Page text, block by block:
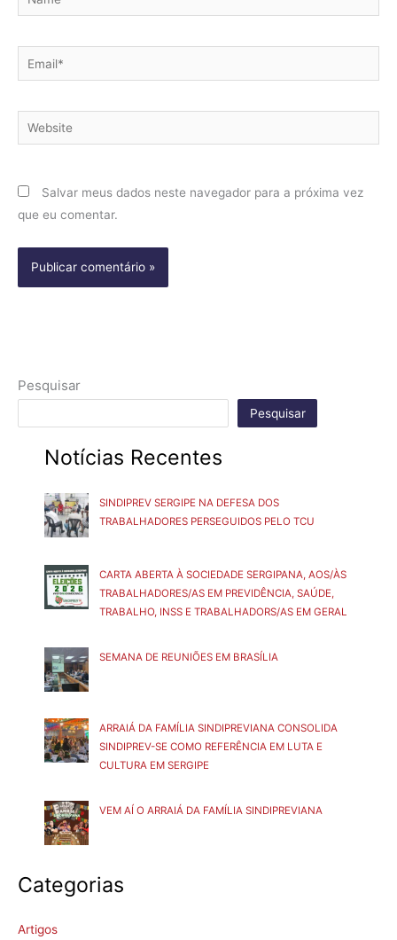
Email*
Website
Salvar meus dados neste navegador para a próxima vez
que eu comentar.
Pesquisar
Pesquisar
Notícias Recentes
SINDIPREV SERGIPE NA DEFESA DOS
TRABALHADORES PERSEGUIDOS PELO TCU
CARTA ABERTA À SOCIEDADE SERGIPANA, AOS/ÀS
TRABALHADORES/AS EM PREVIDÊNCIA, SAÚDE,
TRABALHO, INSS E TRABALHADORS/AS EM GERAL
SEMANA DE REUNIÕES EM BRASÍLIA
ARRAIÁ DA FAMÍLIA SINDIPREVIANA CONSOLIDA
SINDIPREV-SE COMO REFERÊNCIA EM LUTA E
CULTURA EM SERGIPE
VEM AÍ O ARRAIÁ DA FAMÍLIA SINDIPREVIANA
Categorias
Artigos